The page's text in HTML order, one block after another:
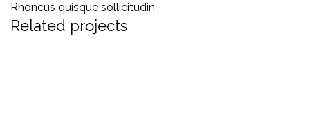
Rhoncus quisque sollicitudin
Related projects